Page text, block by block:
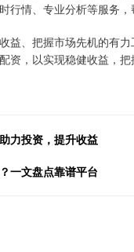
行情、专业分析等服务
益、把握市场先机的有
，以实现稳健收益，把
力投资，提升收益
一文盘点靠谱平台